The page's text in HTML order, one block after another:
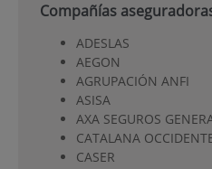
Compañías
ADESLAS
AEGON
AGRUPACIÓN ANFI
ASISA
AXA SEGUROS
CATALANA
CASER